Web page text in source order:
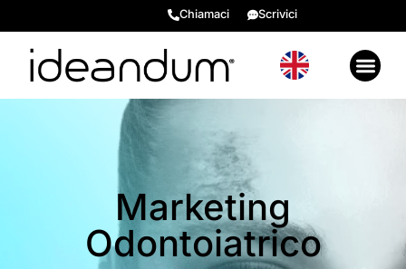
Chiamaci Scrivici
Marketing
Odontoiatrico